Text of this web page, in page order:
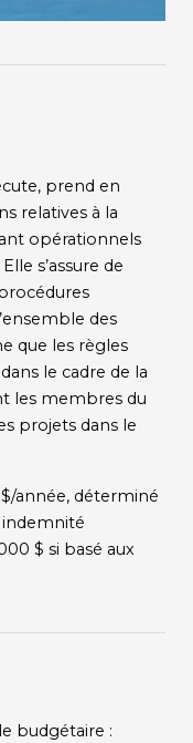
prend en
relatives à la
opérationnels
s’assure de
des
que les règles
le cadre de la
les membres du
projets dans le
$/année, déterminé
indemnité
$ si basé aux
budgétaire :